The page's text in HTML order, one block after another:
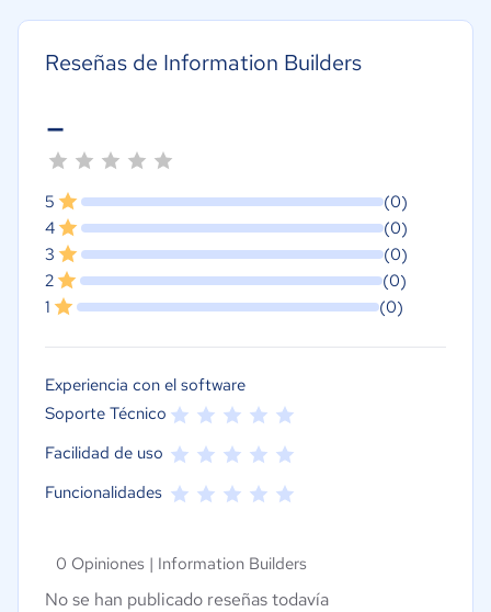
Reseñas de Information Builders
-
5
(0)
4
(0)
3
(0)
2
(0)
1
(0)
Experiencia con el software
Soporte Técnico
Facilidad de uso
Funcionalidades
0 Opiniones | Information Builders
No se han publicado reseñas todavía